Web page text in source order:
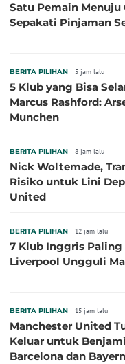
Satu Pemain Menuju
Sepakati Pinjaman
BERITA PILIHAN 5 jam lalu
5 Klub yang Bisa
Marcus Rashford:
Munchen
BERITA PILIHAN 8 jam lalu
Nick Woltemade,
Risiko untuk Lini
United
BERITA PILIHAN 12 jam lalu
7 Klub Inggris
Liverpool Ungguli
BERITA PILIHAN 15 jam lalu
Manchester United
Keluar untuk
Barcelona dan